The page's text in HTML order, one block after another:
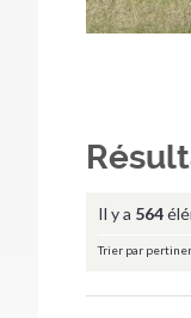
Il y a 564
Trier par